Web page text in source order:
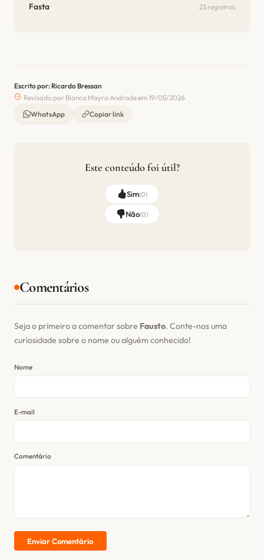
Fasta 23 registros
Escrito por: Ricardo Bressan
Revisado por Bianca Mayra Andrade em 19/05/2026
WhatsApp
Copiar link
Este conteúdo foi útil?
Sim(0)
Não(0)
Comentários
Seja o primeiro a comentar sobre Fausto. Conte-nos uma
curiosidade sobre o nome ou alguém conhecido!
Nome
E-mail
Comentário
Enviar Comentário